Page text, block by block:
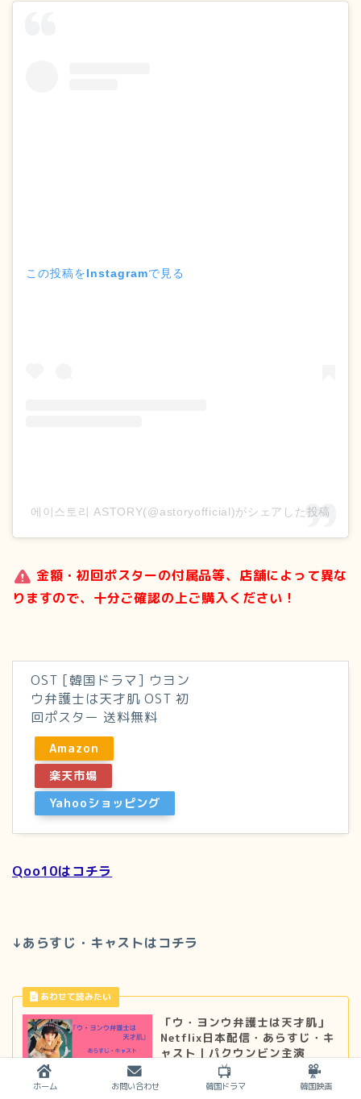
この投稿をInstagramで見る
에이스토리 ASTORY(@astoryofficial)がシェアした投稿
金額・初回ポスターの付属品等、店舗によって異な
りますので、十分ご確認の上ご購入ください！
OST [韓国ドラマ] ウヨン
ウ弁護士は天才肌 OST 初
回ポスター 送料無料
Amazon
楽天市場
Yahooショッピング
Qoo10はコチラ
↓あらすじ・キャストはコチラ
「ウ・ヨンウ弁護士は天才肌」
Netflix日本配信・あらすじ・キ
ャスト｜パクウンビン主演
ホーム お問い合わせ 韓国ドラマ 韓国映画